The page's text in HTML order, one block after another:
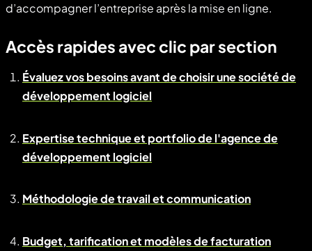
d’accompagner l’entreprise après la mise en ligne.
Accès rapides avec clic par section
Évaluez vos besoins avant de choisir une société de
développement logiciel
Expertise technique et portfolio de l'agence de
développement logiciel
Méthodologie de travail et communication
Budget, tarification et modèles de facturation